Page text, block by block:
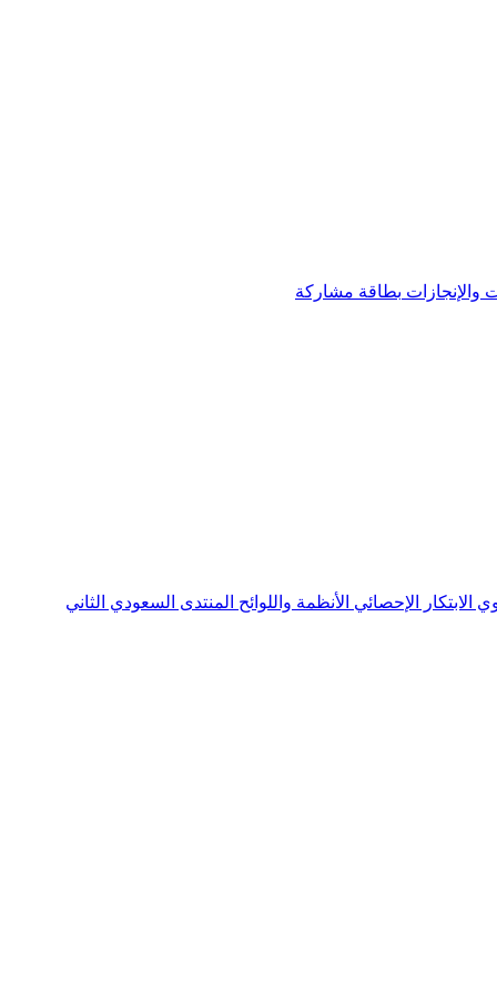
والإنجازات بطاقة مشاركة
الابتكار الإحصائي الأنظمة واللوائح المنتدى السعودي الثاني